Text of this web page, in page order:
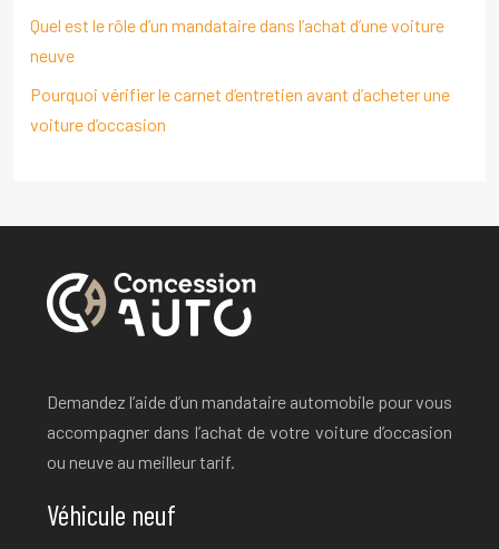
Quel est le rôle d’un mandataire dans l’achat d’une voiture
neuve
Pourquoi vérifier le carnet d’entretien avant d’acheter une
voiture d’occasion
Demandez l’aide d’un mandataire automobile pour vous
accompagner dans l’achat de votre voiture d’occasion
ou neuve au meilleur tarif.
Véhicule neuf